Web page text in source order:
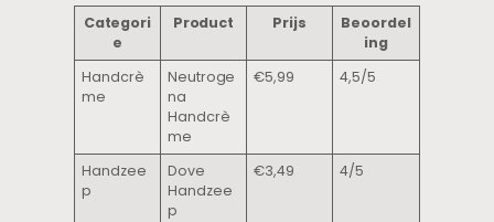
Categori
e
Product Prijs
Beoordel
ing
Handcrè
me
Neutroge
na
Handcrè
me
€5,99 4,5/5
Handzee
p
Dove
Handzee
p
€3,49 4/5